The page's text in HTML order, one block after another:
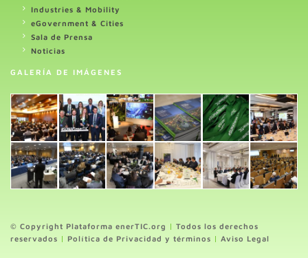
Industries & Mobility
eGovernment & Cities
Sala de Prensa
Noticias
GALERÍA DE IMÁGENES
© Copyright Plataforma enerTIC.org | Todos los derechos
reservados | Política de Privacidad y términos | Aviso Legal